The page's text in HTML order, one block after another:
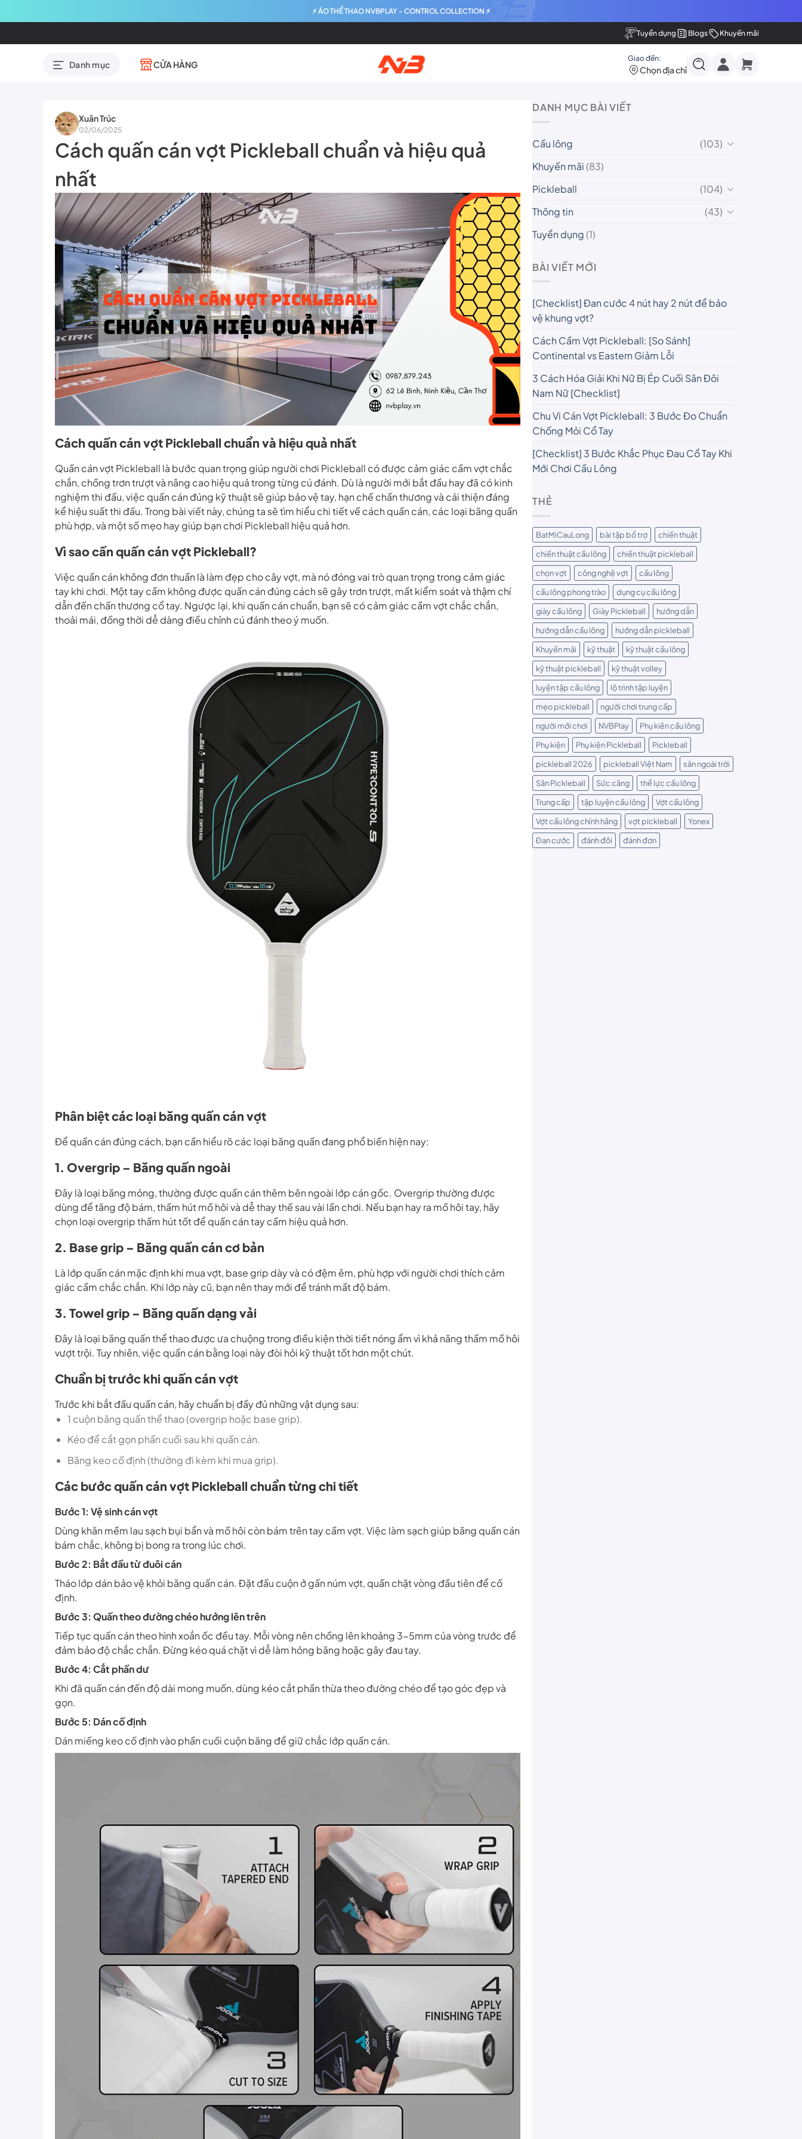
Tuyển dụng Blogs Khuyến mãi
Danh mục CỬA HÀNG
Giao đến:
Chọn địa chỉ
⚡ ÁO THỂ THAO NVBPLAY - CONTROL COLLECTION ⚡
Xuân Trúc
02/06/2025
Cách quấn cán vợt Pickleball chuẩn và hiệu quả
nhất
Cách quấn cán vợt Pickleball chuẩn và hiệu quả nhất
Quấn cán vợt Pickleball là bước quan trọng giúp người chơi Pickleball có được cảm giác cầm vợt chắc
chắn, chống trơn trượt và nâng cao hiệu quả trong từng cú đánh. Dù là người mới bắt đầu hay đã có kinh
nghiệm thi đấu, việc quấn cán đúng kỹ thuật sẽ giúp bảo vệ tay, hạn chế chấn thương và cải thiện đáng
kể hiệu suất thi đấu. Trong bài viết này, chúng ta sẽ tìm hiểu chi tiết về cách quấn cán, các loại băng quấn
phù hợp, và một số mẹo hay giúp bạn chơi Pickleball hiệu quả hơn.
Vì sao cần quấn cán vợt Pickleball?
Việc quấn cán không đơn thuần là làm đẹp cho cây vợt, mà nó đóng vai trò quan trọng trong cảm giác
tay khi chơi. Một tay cầm không được quấn cán đúng cách sẽ gây trơn trượt, mất kiểm soát và thậm chí
dẫn đến chấn thương cổ tay. Ngược lại, khi quấn cán chuẩn, bạn sẽ có cảm giác cầm vợt chắc chắn,
thoải mái, đồng thời dễ dàng điều chỉnh cú đánh theo ý muốn.
Phân biệt các loại băng quấn cán vợt
Để quấn cán đúng cách, bạn cần hiểu rõ các loại băng quấn đang phổ biến hiện nay:
1. Overgrip – Băng quấn ngoài
Đây là loại băng mỏng, thường được quấn cán thêm bên ngoài lớp cán gốc. Overgrip thường được
dùng để tăng độ bám, thấm hút mồ hôi và dễ thay thế sau vài lần chơi. Nếu bạn hay ra mồ hôi tay, hãy
chọn loại overgrip thấm hút tốt để quấn cán tay cầm hiệu quả hơn.
2. Base grip – Băng quấn cán cơ bản
Là lớp quấn cán mặc định khi mua vợt, base grip dày và có đệm êm, phù hợp với người chơi thích cảm
giác cầm chắc chắn. Khi lớp này cũ, bạn nên thay mới để tránh mất độ bám.
3. Towel grip – Băng quấn dạng vải
Đây là loại băng quấn thể thao được ưa chuộng trong điều kiện thời tiết nóng ẩm vì khả năng thấm mồ hôi
vượt trội. Tuy nhiên, việc quấn cán bằng loại này đòi hỏi kỹ thuật tốt hơn một chút.
Chuẩn bị trước khi quấn cán vợt
Trước khi bắt đầu quấn cán, hãy chuẩn bị đầy đủ những vật dụng sau:
1 cuộn băng quấn thể thao (overgrip hoặc base grip).
Kéo để cắt gọn phần cuối sau khi quấn cán.
Băng keo cố định (thường đi kèm khi mua grip).
Các bước quấn cán vợt Pickleball chuẩn từng chi tiết
Bước 1: Vệ sinh cán vợt
Dùng khăn mềm lau sạch bụi bẩn và mồ hôi còn bám trên tay cầm vợt. Việc làm sạch giúp băng quấn cán
bám chắc, không bị bong ra trong lúc chơi.
Bước 2: Bắt đầu từ đuôi cán
Tháo lớp dán bảo vệ khỏi băng quấn cán. Đặt đầu cuộn ở gần núm vợt, quấn chặt vòng đầu tiên để cố
định.
Bước 3: Quấn theo đường chéo hướng lên trên
Tiếp tục quấn cán theo hình xoắn ốc đều tay. Mỗi vòng nên chồng lên khoảng 3-5mm của vòng trước để
đảm bảo độ chắc chắn. Đừng kéo quá chặt vì dễ làm hỏng băng hoặc gây đau tay.
Bước 4: Cắt phần dư
Khi đã quấn cán đến độ dài mong muốn, dùng kéo cắt phần thừa theo đường chéo để tạo góc đẹp và
gọn.
Bước 5: Dán cố định
Dán miếng keo cố định vào phần cuối cuộn băng để giữ chắc lớp quấn cán.
DANH MỤC BÀI VIẾT
Cầu lông
(103)
Khuyến mãi(83)
Pickleball
(104)
Thông tin
(43)
Tuyển dụng(1)
BÀI VIẾT MỚI
[Checklist] Đan cước 4 nút hay 2 nút để bảo
vệ khung vợt?
Cách Cầm Vợt Pickleball: [So Sánh]
Continental vs Eastern Giảm Lỗi
3 Cách Hóa Giải Khi Nữ Bị Ép Cuối Sân Đôi
Nam Nữ [Checklist]
Chu Vi Cán Vợt Pickleball: 3 Bước Đo Chuẩn
Chống Mỏi Cổ Tay
[Checklist] 3 Bước Khắc Phục Đau Cổ Tay Khi
Mới Chơi Cầu Lông
THẺ
BatMiCauLong bài tập bổ trợ
chiến thuật
chiến thuật cầu lông
chiến thuật pickleball
chọn vợt
công nghệ vợt
cầu lông
cầu lông phong trào
dụng cụ cầu lông
giày cầu lông
Giày Pickleball
hướng dẫn
hướng dẫn cầu lông
hướng dẫn pickleball
Khuyến mãi
kỹ thuật
kỹ thuật cầu lông
kỹ thuật pickleball
kỹ thuật volley
luyện tập cầu lông
lộ trình tập luyện
mẹo pickleball
người chơi trung cấp
người mới chơi
NVBPlay
Phụ kiên cầu lông
Phụ kiện
Phụ kiện Pickleball
Pickleball
pickleball 2026
pickleball Việt Nam
sân ngoài trời
Sân Pickleball
Sức căng
thể lực cầu lông
Trung cấp
tập luyện cầu lông
Vợt cầu lông
Vợt cầu lông chính hãng
vợt pickleball
Yonex
Đan cước
đánh đôi đánh đơn